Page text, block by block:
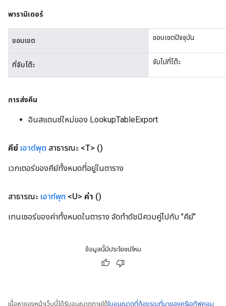
พารามิเตอร์
ขอบเขต ขอบเขตปัจจุบัน
ที่จับโต๊ะ จับไปที่โต๊ะ
การส่งคืน
อินสแตนซ์ใหม่ของ LookupTableExport
คีย์ เอาต์พุต สาธารณะ <T> ()
เวกเตอร์ของคีย์ทั้งหมดที่อยู่ในตาราง
สาธารณะ เอาท์พุท <U> ค่า ()
เทนเซอร์ของค่าทั้งหมดในตาราง จัดทำดัชนีควบคู่ไปกับ "คีย์"
ข้อมูลนี้มีประโยชน์ไหม
เนื้อหาของหน้าเว็บนี้ได้รับอนุญาตภายใต้ใบอนุญาตที่ต้องระบุที่มาของครีเอทีฟคอม